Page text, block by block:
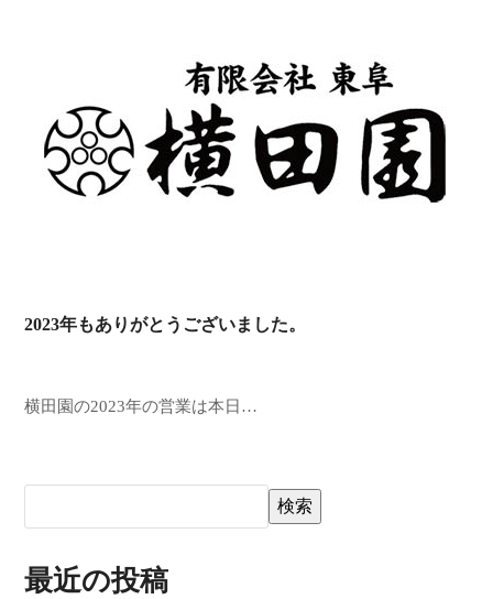
2023年もありがとうございました。
横田園の2023年の営業は本日…
検索
最近の投稿